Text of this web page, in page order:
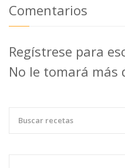
Comentarios
Regístrese para
No le tomará más